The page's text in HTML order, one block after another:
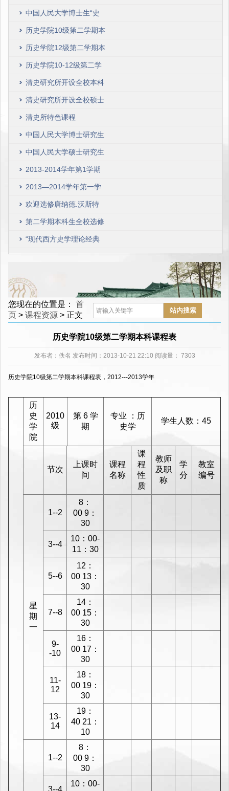
大学2014年度“古文物专
题研究”课程安排
中国人民大学博士生“史
学前沿”（新史学讲座）
课程安排（2014年春季学
期）
历史学院10级第二学期本
科课程表
历史学院12级第二学期本
科课程表
历史学院10-12级第二学
期本科课程表
清史研究所开设全校本科
选修课程
清史研究所开设全校硕士
生选修课程
清史所特色课程
中国人民大学博士研究生
选课演示
中国人民大学硕士研究生
选课演示
2013-2014学年第1学期
清史所博士研究生课程表
2013—2014学年第一学
期本科生全校选修课课表
欢迎选修唐纳德.沃斯特
《环境史研究》硕士生课
程
第二学期本科生全校选修
课课表，2012—2013学
年
“现代西方史学理论经典
文献研读”课程安排（陆
您现在的位置是： 首
页 > 课程资源 > 正文
历史学院10级第二学期本科课程表
发布者： 佚名 发布时间：2013-10-21 22:10 阅读量： 7303
历史学院10级第二学期本科课程表，2012---2013学年
历
史
学
院
2010
级
第 6 学
期
专业 ：历
史学
学生人数：45
节次
上课时
间
课程
名称
课
程
性
质
教师
及职
称
学
分
教室
编号
星
期
一
1--2
8：
00 9：
30
3--4
10：00-
11：30
5--6
12：
00 13：
30
7--8
14：
00 15：
30
9-
-10
16：
00 17：
30
11-
12
18：
00 19：
30
13-
14
19：
40 21：
10
1--2
8：
00 9：
30
10：00-